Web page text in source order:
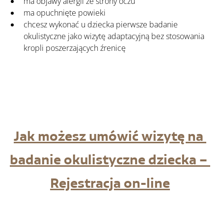
ma opuchnięte powieki
chcesz wykonać u dziecka pierwsze badanie
okulistyczne jako wizytę adaptacyjną bez stosowania
kropli poszerzających źrenicę
Jak możesz umówić wizytę na
badanie okulistyczne dziecka –
Rejestracja on-line